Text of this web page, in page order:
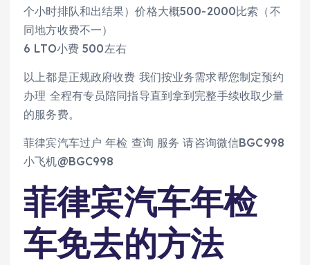
个小时排队和出结果）价格大概500-2000比索（不
同地方收费不一）
6 LTO小费 500左右
以上都是正规政府收费 我们按业务需求帮您制定预约
办理 全程有专员陪同指导直到拿到完整手续收取少量
的服务费。
菲律宾汽车过户 年检 查询 服务 请咨询微信BGC998
小飞机@BGC998
菲律宾汽车年检
车免去的方法